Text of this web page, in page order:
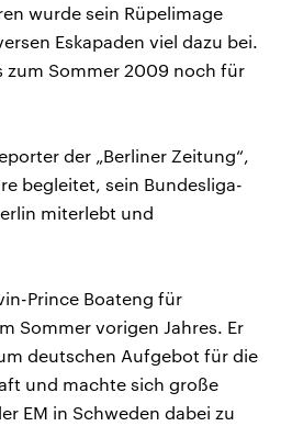
wurde sein Rüpelimage
Eskapaden viel dazu bei.
zum Sommer 2009 noch für
der „Berliner Zeitung“,
begleitet, sein Bundesliga-
miterlebt und
Prince Boateng für
Sommer vorigen Jahres. Er
deutschen Aufgebot für die
und machte sich große
EM in Schweden dabei zu